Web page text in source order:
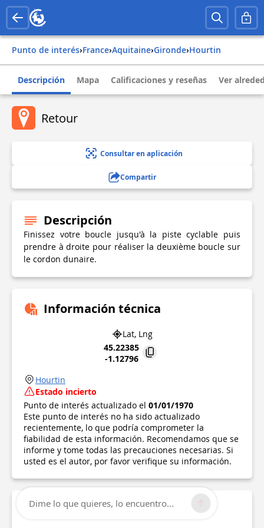
Punto de interés› france› aquitaine› gironde› hourtin
Descripción Mapa Calificaciones y reseñas Ver
Retour
Consultar en aplicación
Compartir
Descripción
Finissez votre boucle jusqu'à la piste cyclable puis
prendre à droite pour réaliser la deuxième boucle sur
le cordon dunaire.
Información técnica
Lat, Lng
45.22385
-1.12796
Hourtin
Estado incierto
Punto de interés actualizado el 01/01/1970
Este punto de interés no ha sido actualizado
recientemente, lo que podría comprometer la
fiabilidad de esta información. Recomendamos que se
informe y tome todas las precauciones necesarias. Si
usted es el autor, por favor verifique su información.
Dime lo que quieres, lo encuentro...